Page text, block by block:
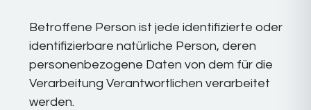
Betroffene Person ist jede identifizierte oder
identifizierbare natürliche Person, deren
personenbezogene Daten von dem für die
Verarbeitung Verantwortlichen verarbeitet
werden.